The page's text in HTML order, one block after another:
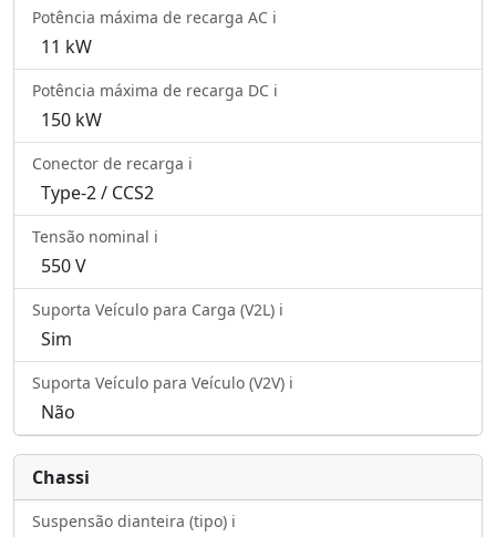
Potência máxima de recarga AC ℹ️
11 kW
Potência máxima de recarga DC ℹ️
150 kW
Conector de recarga ℹ️
Type-2 / CCS2
Tensão nominal ℹ️
550 V
Suporta Veículo para Carga (V2L) ℹ️
Sim
Suporta Veículo para Veículo (V2V) ℹ️
Não
Chassi
Suspensão dianteira (tipo) ℹ️